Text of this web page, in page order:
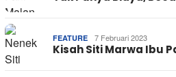
FEATURE 7 Februari 2023
Kisah Siti Marwa Ibu